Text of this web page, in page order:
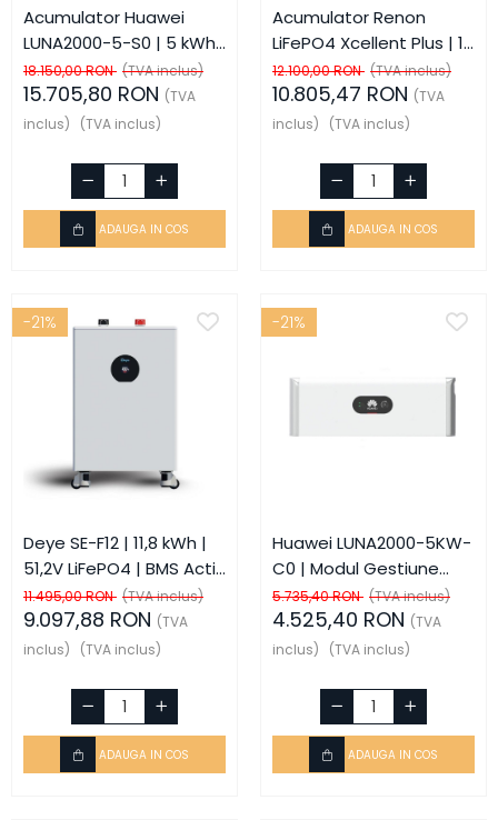
Acumulator Huawei
LUNA2000-5-S0 | 5 kWh |
Modul de gestiune +
Baterie modulara
LiFePO4 | Smart String
18.150,00 RON (TVA inclus)
15.705,80 RON (TVA
inclus)
(TVA inclus)
ADAUGA IN COS
Acumulator Renon
LiFePO4 Xcellent Plus | 16
kWh | 51.2V | IP65 |
Incalzire | 8000 Cicluri
12.100,00 RON (TVA inclus)
10.805,47 RON (TVA
inclus)
(TVA inclus)
ADAUGA IN COS
-21%
Deye SE-F12 | 11,8 kWh |
51,2V LiFePO4 | BMS Activ
| 6000 Cicluri
11.495,00 RON (TVA inclus)
9.097,88 RON (TVA
inclus)
(TVA inclus)
ADAUGA IN COS
-21%
Huawei LUNA2000-5KW-
C0 | Modul Gestiune
Baterie | 5kW | HV |
LiFePO4 | IP65
5.735,40 RON (TVA inclus)
4.525,40 RON (TVA
inclus)
(TVA inclus)
ADAUGA IN COS